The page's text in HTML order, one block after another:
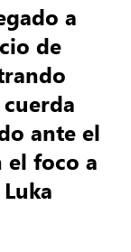
a
de
ante el
el foco a